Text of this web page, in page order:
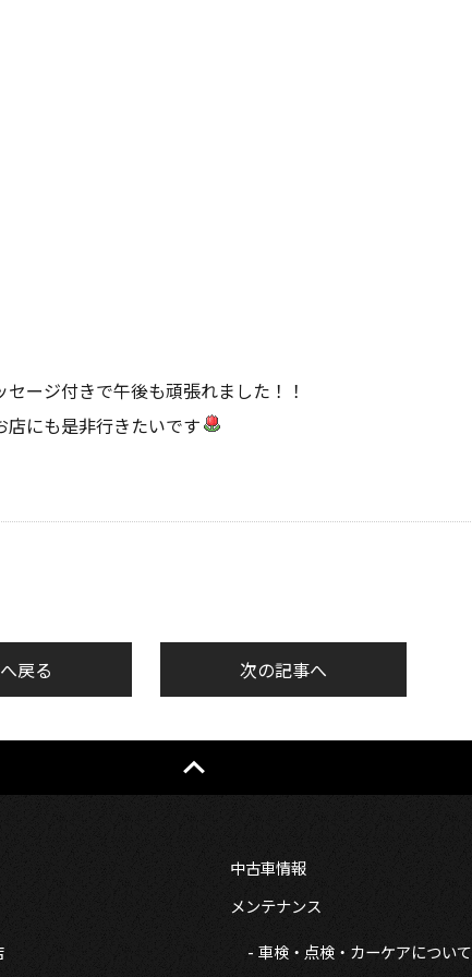
ージ付きで午後も頑張れました！！
店にも是非行きたいです
戻る 次の記事へ
中古車情報
メンテナンス
車検・点検・カーケアについて